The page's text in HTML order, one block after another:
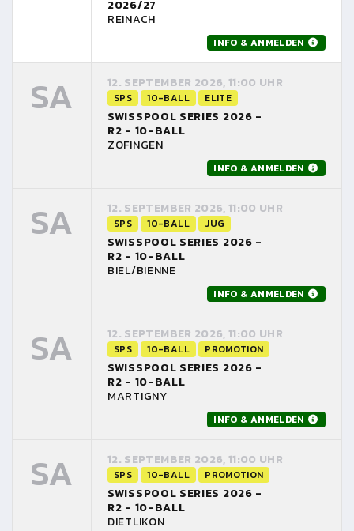
2026/27
REINACH
INFO & ANMELDEN
SA 12. SEPTEMBER 2026, 11:00 UHR
SPS 10-BALL ELITE
SWISSPOOL SERIES 2026 -
R2 - 10-BALL
ZOFINGEN
INFO & ANMELDEN
SA 12. SEPTEMBER 2026, 11:00 UHR
SPS 10-BALL JUG
SWISSPOOL SERIES 2026 -
R2 - 10-BALL
BIEL/BIENNE
INFO & ANMELDEN
SA 12. SEPTEMBER 2026, 11:00 UHR
SPS 10-BALL PROMOTION
SWISSPOOL SERIES 2026 -
R2 - 10-BALL
MARTIGNY
INFO & ANMELDEN
SA 12. SEPTEMBER 2026, 11:00 UHR
SPS 10-BALL PROMOTION
SWISSPOOL SERIES 2026 -
R2 - 10-BALL
DIETLIKON